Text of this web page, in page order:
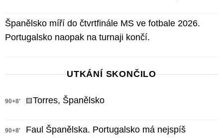
Španělsko míří do čtvrtfinále MS ve fotbale 2026.
Portugalsko naopak na turnaji končí.
UTKÁNÍ SKONČILO
90+8' 🟨Torres, Španělsko
90+8'
Faul Španělska. Portugalsko má nejspíš